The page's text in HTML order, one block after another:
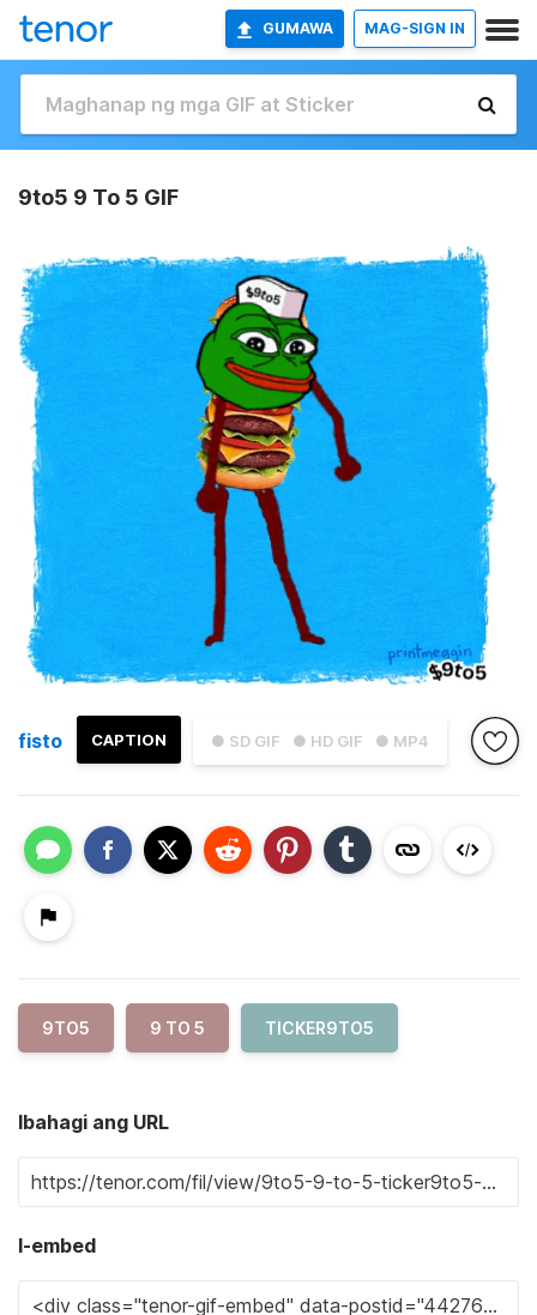
GUMAWA MAG-SIGN IN
9to5 9 To 5 GIF
● SD GIF ● HD GIF ● MP4
CAPTION
fisto
9TO5 9 TO 5 TICKER9TO5
Ibahagi ang URL
I-embed